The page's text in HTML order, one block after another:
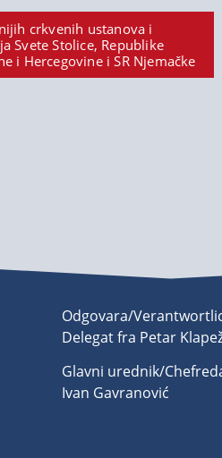
crkvenih ustanova i
Svete Stolice, Republike
i Hercegovine i SR Njemačke
Odgovara/
Delegat fra Petar
Glavni urednik/
Ivan Gavranović